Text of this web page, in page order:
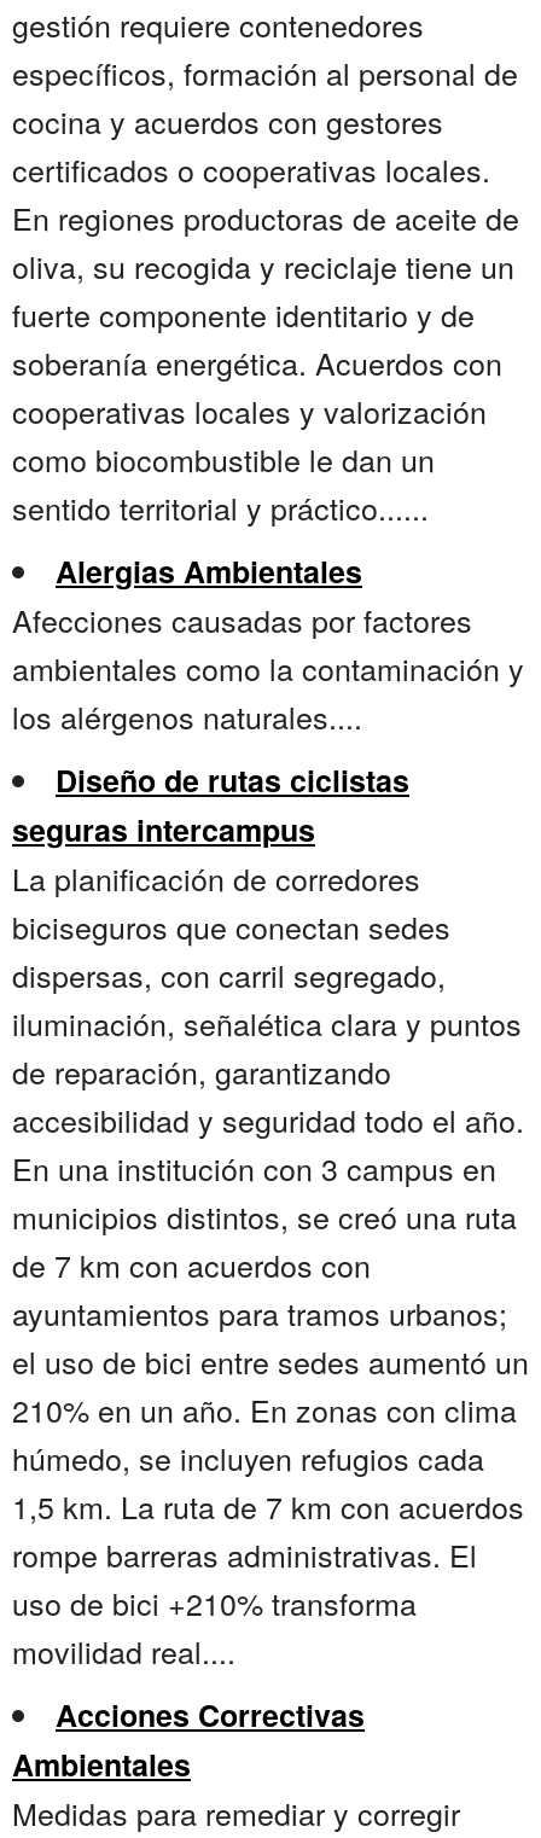
gestión requiere contenedores
específicos, formación al personal de
cocina y acuerdos con gestores
certificados o cooperativas locales.
En regiones productoras de aceite de
oliva, su recogida y reciclaje tiene un
fuerte componente identitario y de
soberanía energética. Acuerdos con
cooperativas locales y valorización
como biocombustible le dan un
sentido territorial y práctico......
Alergias Ambientales
Afecciones causadas por factores
ambientales como la contaminación y
los alérgenos naturales....
Diseño de rutas ciclistas
seguras intercampus
La planificación de corredores
biciseguros que conectan sedes
dispersas, con carril segregado,
iluminación, señalética clara y puntos
de reparación, garantizando
accesibilidad y seguridad todo el año.
En una institución con 3 campus en
municipios distintos, se creó una ruta
de 7 km con acuerdos con
ayuntamientos para tramos urbanos;
el uso de bici entre sedes aumentó un
210% en un año. En zonas con clima
húmedo, se incluyen refugios cada
1,5 km. La ruta de 7 km con acuerdos
rompe barreras administrativas. El
uso de bici +210% transforma
movilidad real....
Acciones Correctivas
Ambientales
Medidas para remediar y corregir